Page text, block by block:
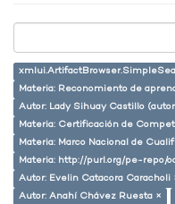
Materia: Reconomiento de
Autor: Lady Sihuay Castillo
Materia: Certificación de
Materia: Marco Nacional de
Materia: http://purl.org/pe-repo/
Autor: Evelin Catacora Caracholi
Autor: Anahí Chávez Ruesta ×